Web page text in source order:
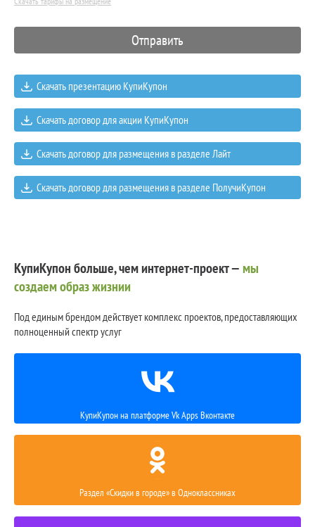
Скачать презентацию КупиКупон
Скачать договор для акции КупиКупон
Скачать договор для размещения в разделе Лайт
Скачать договор для размещения в разделе ПолучиКупон
КупиКупон больше, чем интернет-проект —мы
создаем образ жизнии
Под единым брендом действует комплекс проектов, предоставляющих
полноценный спектр услуг
КупиКупон на платформе Vk Apps Вконтакте
Раздел «Скидки в городе» в Одноклассниках